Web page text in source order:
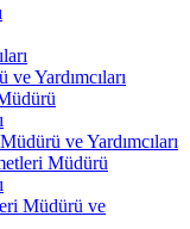
Yardımcıları
ve Yardımcıları
Müdürü
Müdürü ve